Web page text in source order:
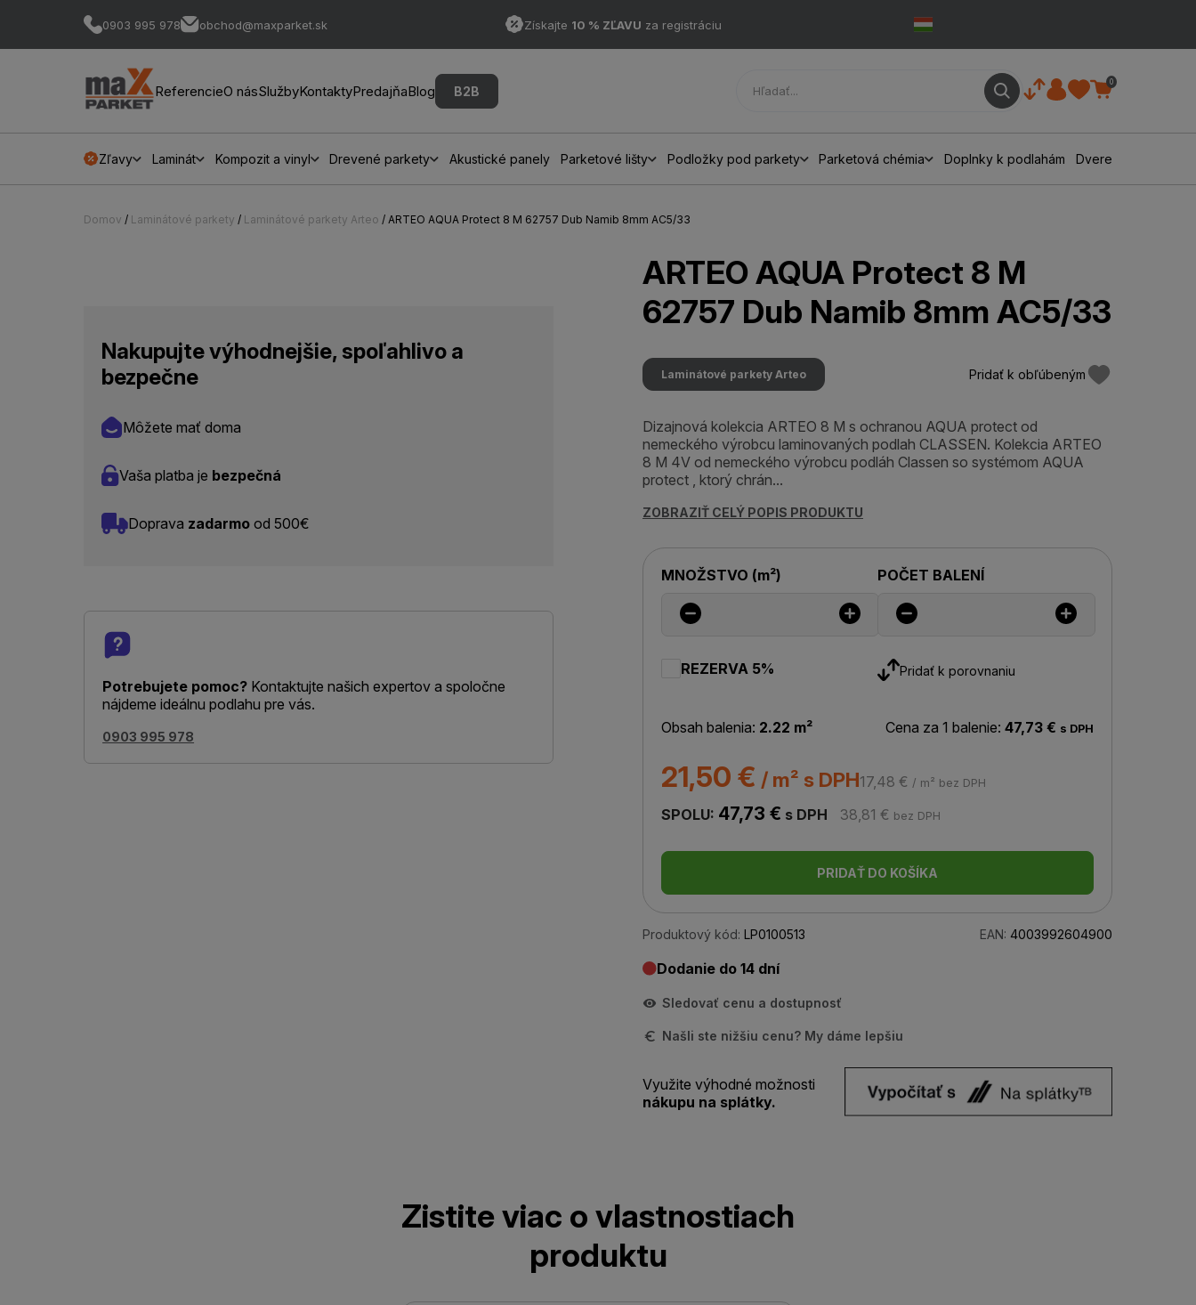
0903 995 978 obchod@maxparket.sk Získajte 10 % ZĽAVU za registráciu
ReferencieO násSlužbyKontaktyPredajňaBlog B2B
0
Zľavy Laminát Kompozit a vinyl Drevené parkety Akustické panely Parketové lišty Podložky pod parkety Parketová chémia Doplnky k podlahám Dvere
Domov / Laminátové parkety / Laminátové parkety Arteo / ARTEO AQUA Protect 8 M 62757 Dub Namib 8mm AC5/33
Nakupujte výhodnejšie, spoľahlivo a
bezpečne
Môžete mať doma
Vaša platba je bezpečná
Doprava zadarmo od 500€
Potrebujete pomoc? Kontaktujte našich expertov a spoločne
nájdeme ideálnu podlahu pre vás.
0903 995 978
ARTEO AQUA Protect 8 M
62757 Dub Namib 8mm AC5/33
Laminátové parkety Arteo Pridať k obľúbeným
Dizajnová kolekcia ARTEO 8 M s ochranou AQUA protect od
nemeckého výrobcu laminovaných podlah CLASSEN. Kolekcia ARTEO
8 M 4V od nemeckého výrobcu podláh Classen so systémom AQUA
protect , ktorý chrán...
ZOBRAZIŤ CELÝ POPIS PRODUKTU
MNOŽSTVO (m²) POČET BALENÍ
REZERVA 5% Pridať k porovnaniu
Obsah balenia: 2.22 m² Cena za 1 balenie: 47,73 € s DPH
21,50 € / m² s DPH17,48 € / m² bez DPH
SPOLU: 47,73 € s DPH 38,81 € bez DPH
PRIDAŤ DO KOŠÍKA
Produktový kód: LP0100513 EAN: 4003992604900
Dodanie do 14 dní
Sledovať cenu a dostupnosť
Našli ste nižšiu cenu? My dáme lepšiu
Využite výhodné možnosti
nákupu na splátky.
Zistite viac o vlastnostiach
produktu